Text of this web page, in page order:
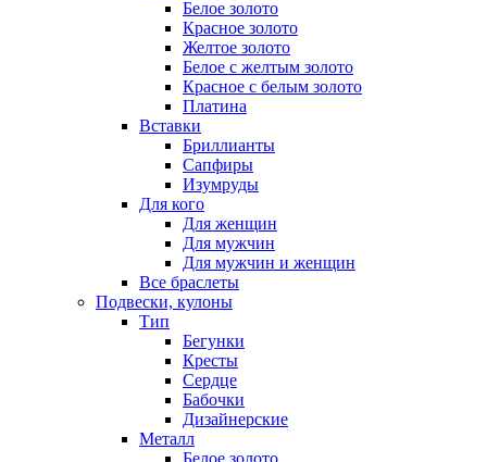
Белое золото
Красное золото
Желтое золото
Белое с желтым золото
Красное с белым золото
Платина
Вставки
Бриллианты
Сапфиры
Изумруды
Для кого
Для женщин
Для мужчин
Для мужчин и женщин
Все браслеты
Подвески, кулоны
Тип
Бегунки
Кресты
Сердце
Бабочки
Дизайнерские
Металл
Белое золото